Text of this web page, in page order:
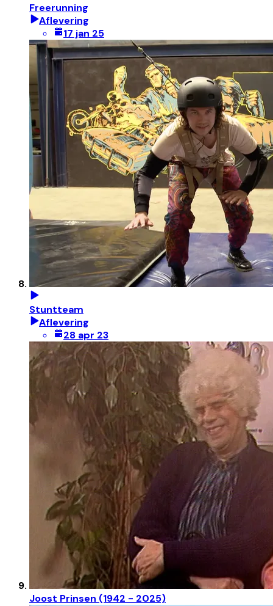
Freerunning
Aflevering
17 jan 25
Stuntteam
Aflevering
28 apr 23
Joost Prinsen (1942 - 2025)